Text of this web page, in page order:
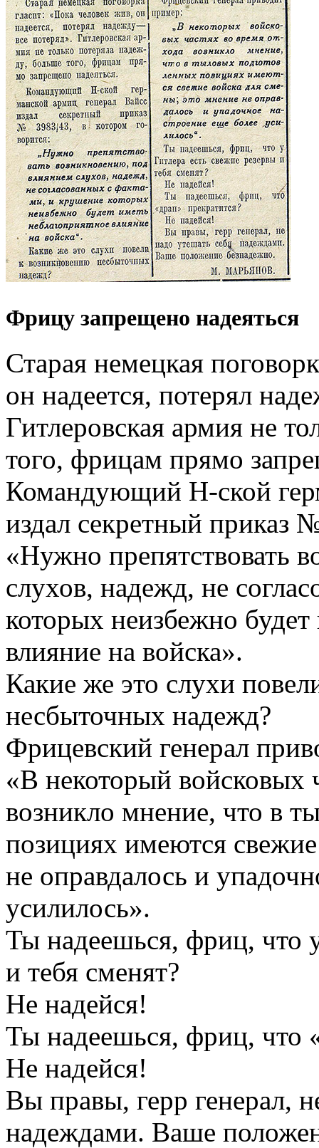
Фрицу запрещено надеяться
Старая немецкая
он надеется, потерял
Гитлеровская армия не
того, фрицам прямо
Командующий Н-ской
издал секретный приказ
«Нужно препятствовать
слухов, надежд, не
которых неизбежно
влияние на войска».
Какие же это слухи
несбыточных надежд?
Фрицевский генерал
«В некоторый войсковых
возникло мнение, что в
позициях имеются
не оправдалось и
усилилось».
Ты надеешься, фриц, что
и тебя сменят?
Не надейся!
Ты надеешься, фриц, что
Не надейся!
Вы правы, герр генерал,
надеждами. Ваше